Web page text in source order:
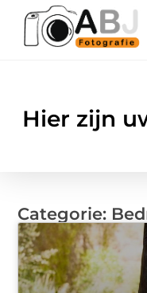
Hier zijn
Categorie: